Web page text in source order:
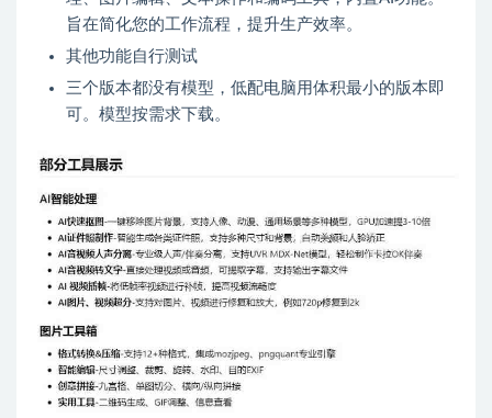
旨在简化您的工作流程，提升生产效率。
其他功能自行测试
三个版本都没有模型，低配电脑用体积最小的版本即
可。模型按需求下载。